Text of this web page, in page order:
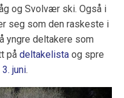
og Svolvær ski. Også i
seg som den raskeste i
yngre deltakere som
på deltakelista og spre
juni.